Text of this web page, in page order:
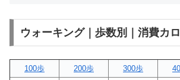
ウォーキング｜歩数別｜消費カ
100歩 200歩 300歩